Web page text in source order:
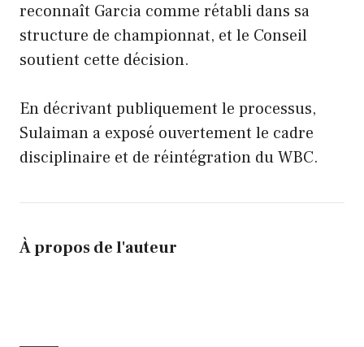
reconnaît Garcia comme rétabli dans sa
structure de championnat, et le Conseil
soutient cette décision.
En décrivant publiquement le processus,
Sulaiman a exposé ouvertement le cadre
disciplinaire et de réintégration du WBC.
À propos de l'auteur